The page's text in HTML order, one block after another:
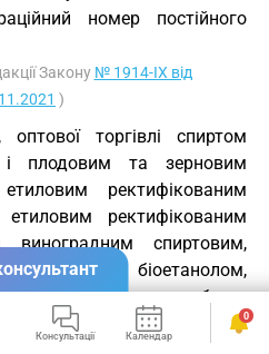
номер постійного
Закону № 1914-IX від
)
оптової торгівлі спиртом
плодовим та зерновим
ректифікованим
ректифікованим
виноградним спиртовим,
біоетанолом,
тютюновими виробами,
в електронних
Консультації Календар Сервіси
0